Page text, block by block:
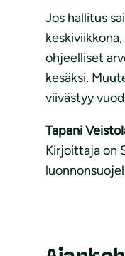
Jos hallitus
ohjeelliset
kesäksi.
viivästyy
Tapani
Kirjoittaja on